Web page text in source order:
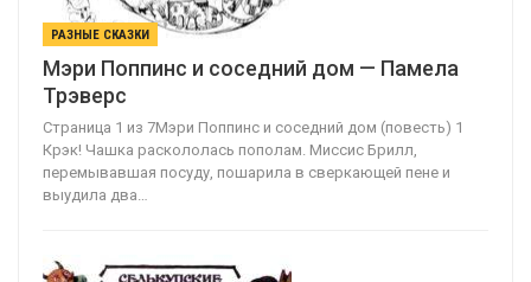
РАЗНЫЕ СКАЗКИ
Мэри Поппинс и соседний дом — Памела
Трэверс
Страница 1 из 7Мэри Поппинс и соседний дом (повесть) 1
Крэк! Чашка раскололась пополам. Миссис Брилл,
перемывавшая посуду, пошарила в сверкающей пене и
выудила два…